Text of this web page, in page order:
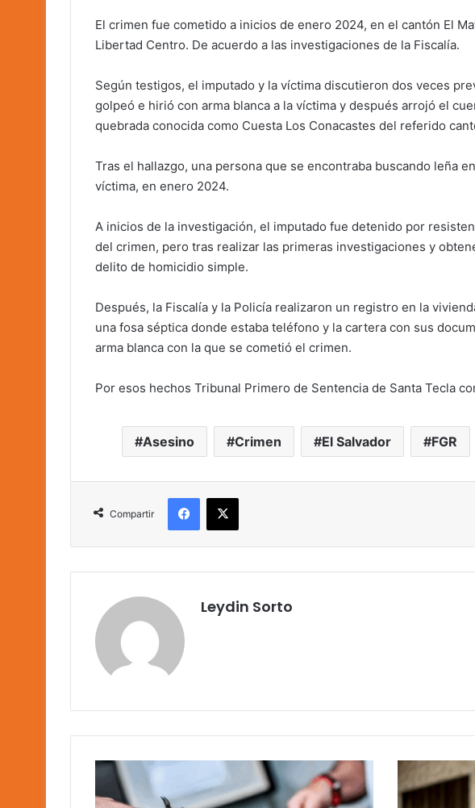
El crimen fue cometido a inicios de enero 2024, en el cantón El
Libertad Centro. De acuerdo a las investigaciones de la Fiscalía.
Según testigos, el imputado y la víctima discutieron dos veces
golpeó e hirió con arma blanca a la víctima y después arrojó el
quebrada conocida como Cuesta Los Conacastes del referido
Tras el hallazgo, una persona que se encontraba buscando leña
víctima, en enero 2024.
A inicios de la investigación, el imputado fue detenido por
del crimen, pero tras realizar las primeras investigaciones y
delito de homicidio simple.
Después, la Fiscalía y la Policía realizaron un registro en la
una fosa séptica donde estaba teléfono y la cartera con sus
arma blanca con la que se cometió el crimen.
Por esos hechos Tribunal Primero de Sentencia de Santa Tecla
Asesino Crimen El Salvador FGR
Compartir
Facebook
X
Leydin Sorto
Extorsionistas
condenados
asume
autorizaciones